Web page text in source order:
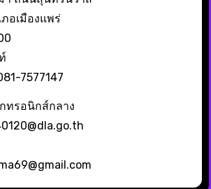
อเมืองแพร่
7577147
ทรอนิกส์กลาง